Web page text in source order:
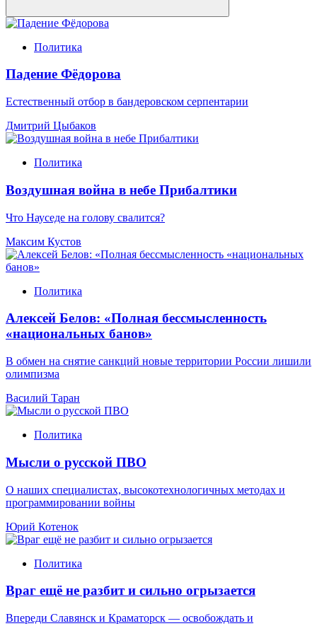
Политика
Падение Фёдорова
Естественный отбор в бандеровском серпентарии
Дмитрий Цыбаков
Политика
Воздушная война в небе Прибалтики
Что Науседе на голову свалится?
Максим Кустов
Политика
Алексей Белов: «Полная бессмысленность
«национальных банов»
В обмен на снятие санкций новые территории России лишили
олимпизма
Василий Таран
Политика
Мысли о русской ПВО
О наших специалистах, высокотехнологичных методах и
программировании войны
Юрий Котенок
Политика
Враг ещё не разбит и сильно огрызается
Впереди Славянск и Краматорск — освобождать и